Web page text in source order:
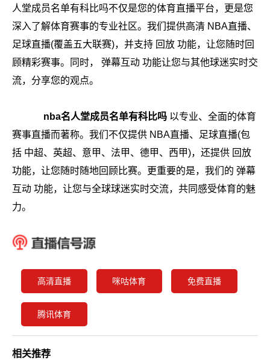
人堂成员名单有科比吗不仅是您的体育直播平台，更是您
深入了解体育赛事的专业社区。我们提供高清 NBA直播、
足球直播(覆盖五大联赛)，并支持 回放 功能，让您随时回
顾精彩赛事。同时， 弹幕互动 功能让您与其他球迷实时交
流，分享您的观点。
nba名人堂成员名单有科比吗 以专业、全面的体育
赛事直播而著称。我们不仅提供 NBA直播、足球直播(包
括 中超、英超、意甲、法甲、德甲、西甲)，还提供 回放
功能，让您随时随地回顾比赛。更重要的是，我们的 弹幕
互动 功能，让您与全球球迷实时交流，共同感受体育的魅
力。
高清直播 咪咕体育 免费直播
腾讯体育
相关推荐